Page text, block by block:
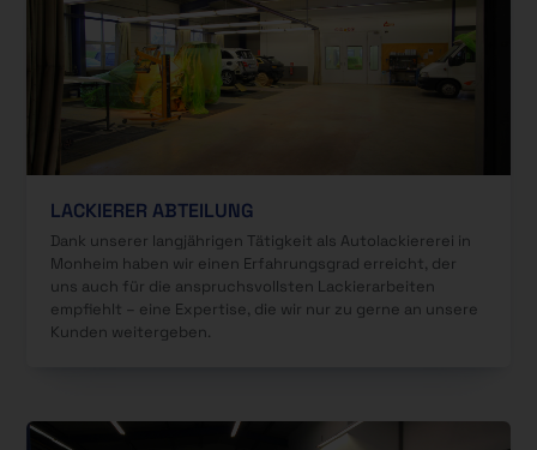
LACKIERER ABTEILUNG
Dank unserer langjährigen Tätigkeit als Autolackiererei in
Monheim haben wir einen Erfahrungsgrad erreicht, der
uns auch für die anspruchsvollsten Lackierarbeiten
empfiehlt – eine Expertise, die wir nur zu gerne an unsere
Kunden weitergeben.